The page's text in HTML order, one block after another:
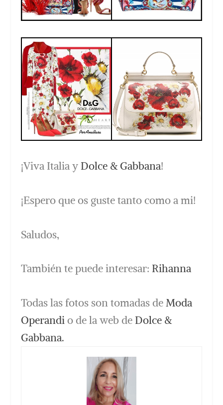
¡Viva Italia yDolce & Gabbana!
¡Espero que os guste tanto como a mi!
Saludos,
También te puede interesar:Rihanna
Todas las fotos son tomadas deModa
Operandio de la web deDolce &
Gabbana.